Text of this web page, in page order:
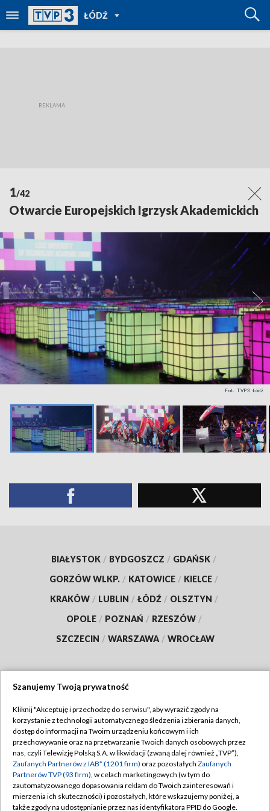
ŁÓDŹ
POWRÓT
DO
REGIONY
1/42
Otwarcie Europejskich Igrzysk Akademickich
Fot. TVP3 Łódź
BIAŁYSTOK / BYDGOSZCZ / GDAŃSK /
GORZÓW WLKP. / KATOWICE / KIELCE /
KRAKÓW / LUBLIN / ŁÓDŹ / OLSZTYN /
OPOLE / POZNAŃ / RZESZÓW /
SZCZECIN / WARSZAWA / WROCŁAW
TVP
Abonament TVP
Emisja w TVP
Centrum informacji TVP
Naziemna Telewizja Cyfrowa
Regulamin TVP
Polityka prywatności
Moje zgody
Pomoc
Szanujemy Twoją prywatność
Kliknij "Akceptuję i przechodzę do serwisu", aby wyrazić zgody na
korzystanie z technologii automatycznego śledzenia i zbierania danych,
dostęp do informacji na Twoim urządzeniu końcowym i ich
przechowywanie oraz na przetwarzanie Twoich danych osobowych przez
nas, czyli Telewizję Polską S.A. w likwidacji (zwaną dalej również „TVP”),
Zaufanych Partnerów z IAB* (1201 firm) oraz pozostałych Zaufanych
Partnerów TVP (93 firm), w celach marketingowych (w tym do
zautomatyzowanego dopasowania reklam do Twoich zainteresowań i
mierzenia ich skuteczności) i pozostałych, które wskazujemy poniżej, a
także zgody na udostępnianie przez nas identyfikatora PPID do Google.